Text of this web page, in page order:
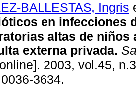
BALLESTAS, Ingris
en infecciones
altas de niños
externa privada.
2003, vol.45,
3634.